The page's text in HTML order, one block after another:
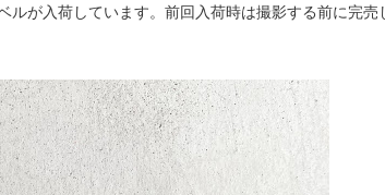
ルが入荷しています。前回入荷時は撮影する前に完売